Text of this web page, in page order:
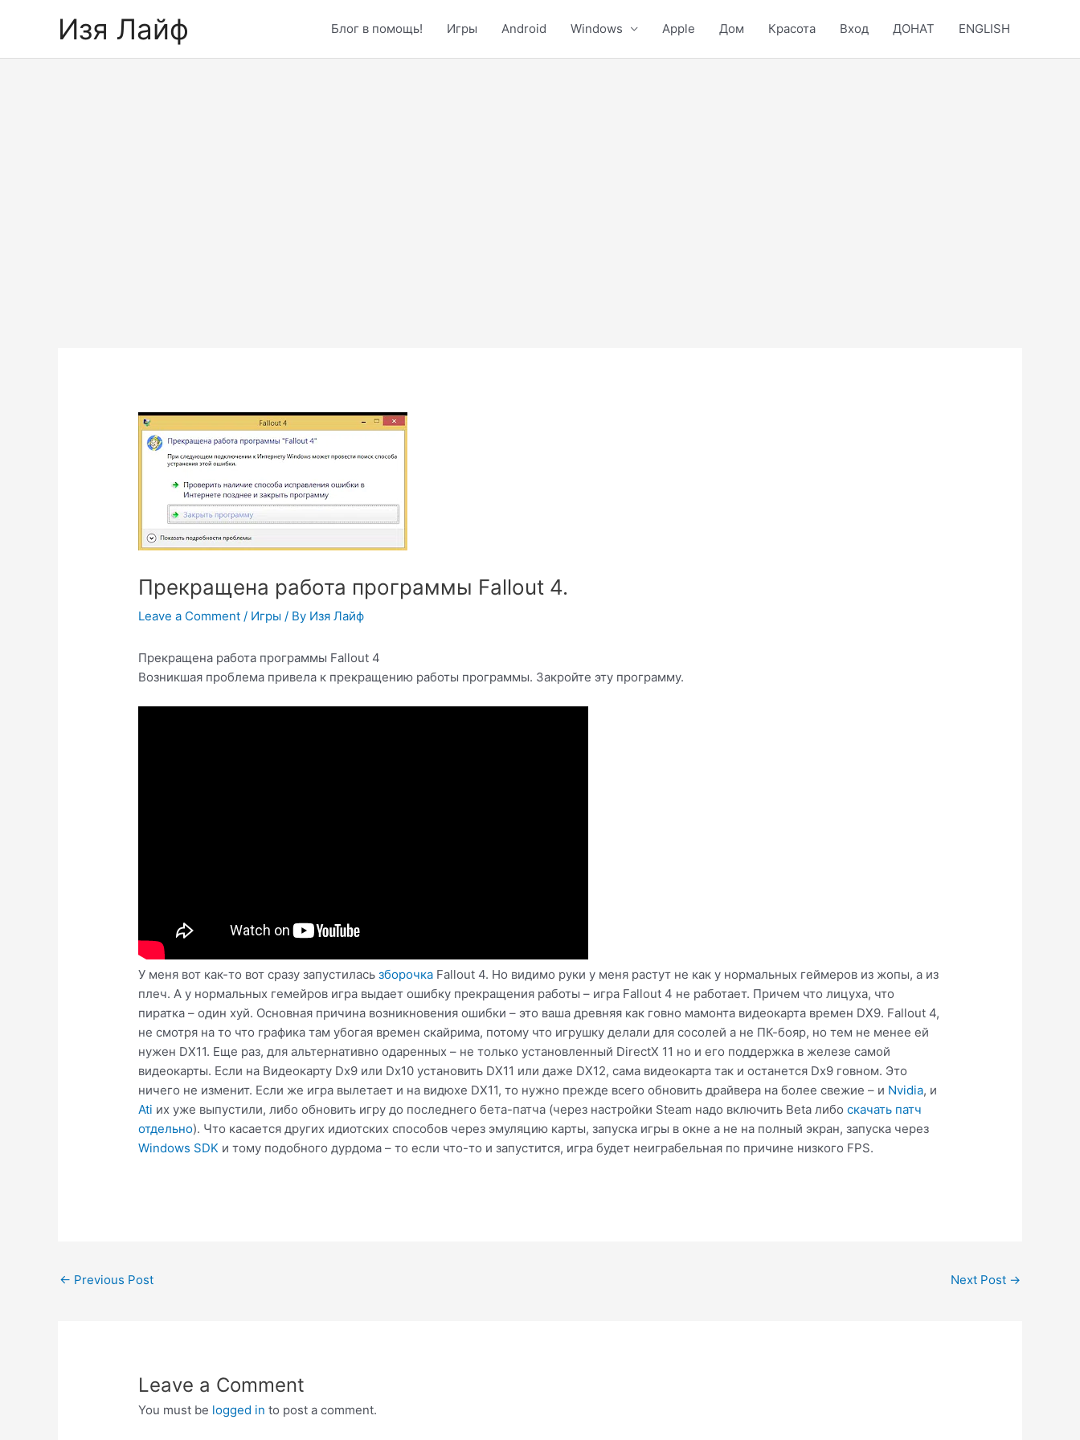
Изя Лайф Блог в помощь! Игры Android Windows Apple Дом Красота Вход ДОНАТ ENGLISH
Прекращена работа программы Fallout 4.
Leave a Comment / Игры / By Изя Лайф
Прекращена работа программы Fallout 4
Возникшая проблема привела к прекращению работы программы. Закройте эту программу.
У меня вот как-то вот сразу запустиласьзборочка Fallout 4. Но видимо руки у меня растут не как у нормальных геймеров из жопы, а из
плеч. А у нормальных гемейров игра выдает ошибку прекращения работы – игра Fallout 4 не работает. Причем что лицуха, что
пиратка – один хуй. Основная причина возникновения ошибки – это ваша древняя как говно мамонта видеокарта времен DX9. Fallout 4,
не смотря на то что графика там убогая времен скайрима, потому что игрушку делали для сосолей а не ПК-бояр, но тем не менее ей
нужен DX11. Еще раз, для альтернативно одаренных – не только установленный DirectX 11 но и его поддержка в железе самой
видеокарты. Если на Видеокарту Dx9 или Dx10 установить DX11 или даже DX12, сама видеокарта так и останется Dx9 говном. Это
ничего не изменит. Если же игра вылетает и на видюхе DX11, то нужно прежде всего обновить драйвера на более свежие – и Nvidia, и
Ati их уже выпустили, либо обновить игру до последнего бета-патча (через настройки Steam надо включить Beta либоскачать патч
отдельно). Что касается других идиотских способов через эмуляцию карты, запуска игры в окне а не на полный экран, запуска через
Windows SDK и тому подобного дурдома – то если что-то и запустится, игра будет неиграбельная по причине низкого FPS.
Post
← Previous Post Next Post →
Leave a Comment
You must be logged in to post a comment.